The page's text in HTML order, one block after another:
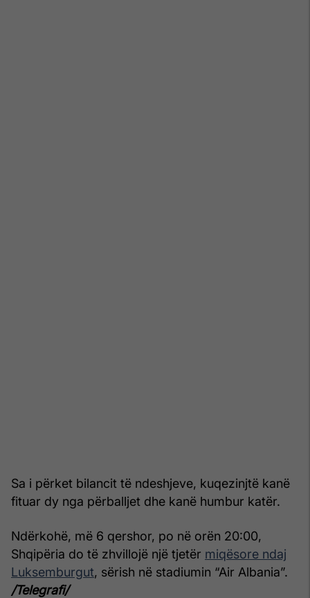
Sa i përket bilancit të ndeshjeve, kuqezinjtë kanë
fituar dy nga përballjet dhe kanë humbur katër.
Ndërkohë, më 6 qershor, po në orën 20:00,
Shqipëria do të zhvillojë një tjetër miqësore ndaj
Luksemburgut, sërish në stadiumin “Air Albania”.
/Telegrafi/